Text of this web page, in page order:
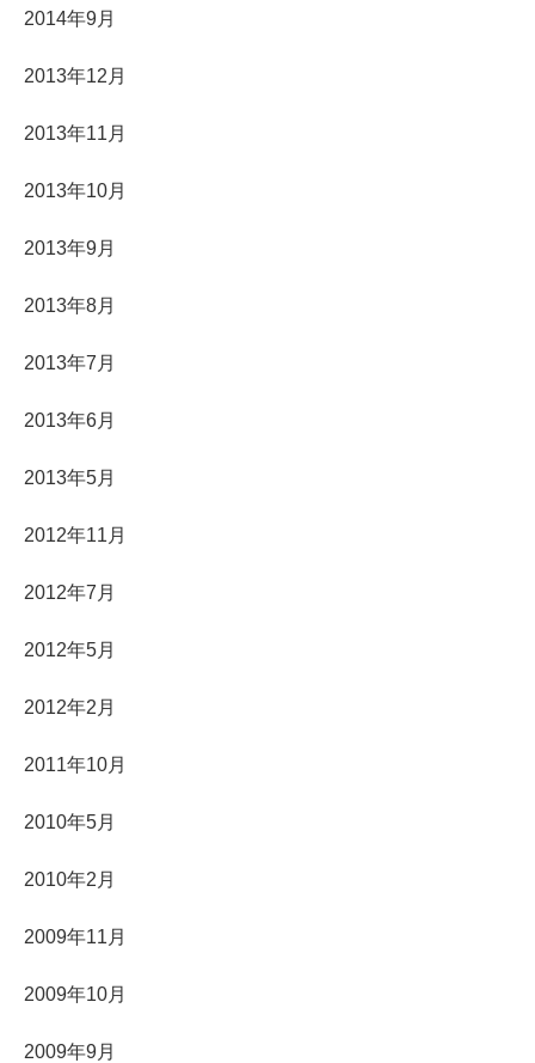
2014年9月
2013年12月
2013年11月
2013年10月
2013年9月
2013年8月
2013年7月
2013年6月
2013年5月
2012年11月
2012年7月
2012年5月
2012年2月
2011年10月
2010年5月
2010年2月
2009年11月
2009年10月
2009年9月